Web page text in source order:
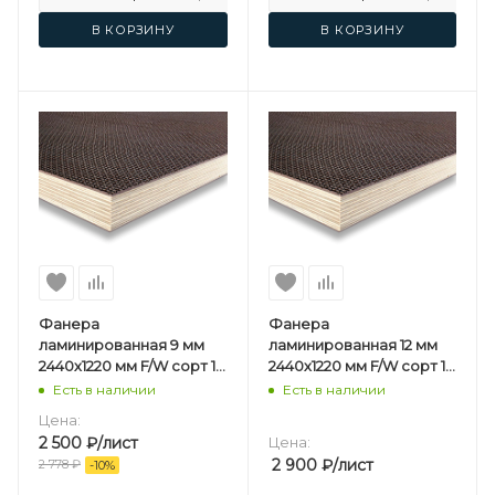
В КОРЗИНУ В КОРЗИНУ
Фанера
ламинированная 9 мм
2440х1220 мм F/W сорт 1/1
березовая
Есть в наличии
Цена:
2 500 ₽/лист
2 778₽ -10%
Фанера
ламинированная 12 мм
2440х1220 мм F/W сорт 1/1
березовая
Есть в наличии
Цена:
2 900₽/лист